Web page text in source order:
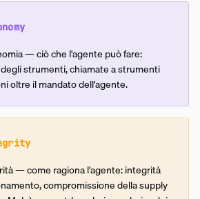
— ciò che l'agente può fare:
strumenti, chiamate a strumenti
oltre il mandato dell'agente.
— come ragiona l'agente: integrità
compromissione della supply